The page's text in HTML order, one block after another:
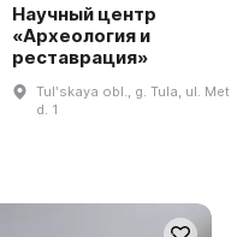
Научный центр
«Археология и
реставрация»
Tulʹskaya obl., g. Tula, ul.
d. 1